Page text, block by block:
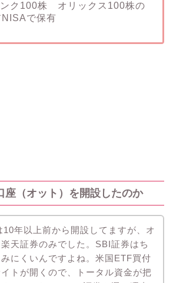
ク100株 オリックス100株の
で保有
座（オット）を開設したのか
10年以上前から開設してますが、オ
天証券のみでした。SBI証券はち
みにくいんですよね。米国ETF買付
イトが開くので、トータル資金が把